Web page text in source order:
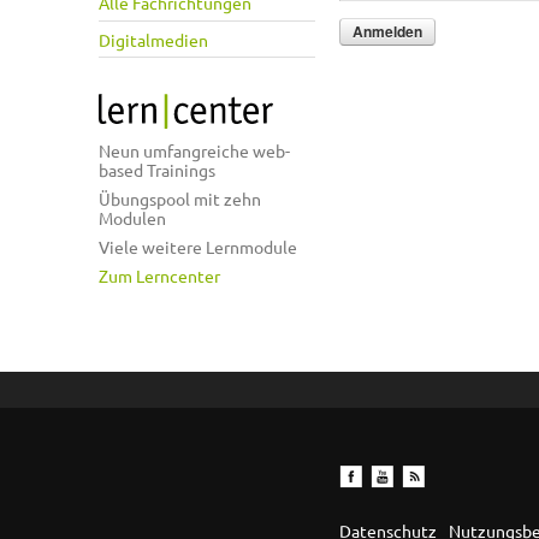
Digitalmedien
Neun umfangreiche web-
based Trainings
Übungspool mit zehn
Modulen
Viele weitere Lernmodule
Zum Lerncenter
Datenschutz